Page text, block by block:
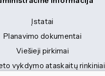
Įstatai
Planavimo dokumentai
Viešieji pirkimai
vykdymo ataskaitų rinkiniai